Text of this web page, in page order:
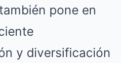
pone en
y diversificación